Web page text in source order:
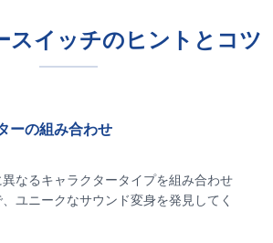
スイッチのヒントとコツ
ーの組み合わせ
なるキャラクタータイプを組み合わせ
ユニークなサウンド変身を発見してく